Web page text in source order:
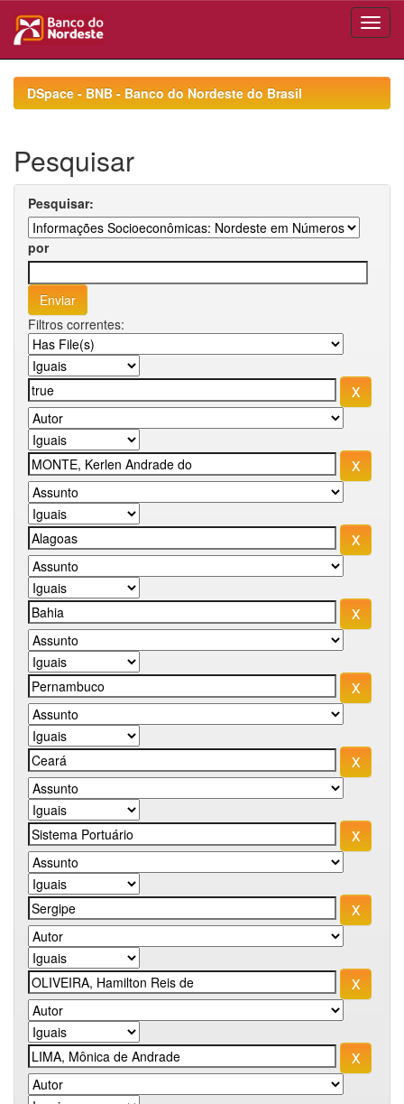
navigationDSpace - BNB - Banco do Nordeste do Brasil
Pesquisar
Pesquisar:
por
Filtros correntes: